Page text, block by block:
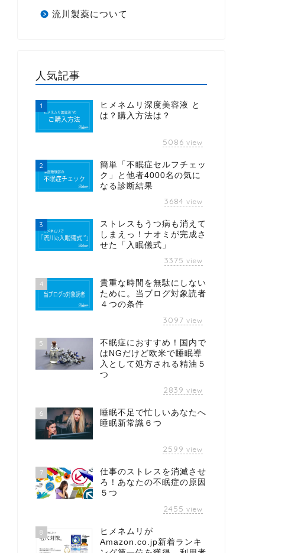
流川製薬について
人気記事
1
ヒメネムリ深度美容液 と
は？購入方法は？
5086 view
2
簡単「不眠症セルフチェッ
ク」と他者4000名の気に
なる診断結果
3684 view
3
ストレスもうつ病も消えて
しまえっ！ナオミが完成さ
せた「入眠儀式」
3375 view
4
貴重な時間を無駄にしない
ために。当ブログ対象読者
４つの条件
3097 view
5
不眠症におすすめ！国内で
はNGだけど欧米で睡眠導
入として処方される精油５
つ
2839 view
6
睡眠不足で忙しいあなたへ
睡眠新常識６つ
2599 view
7
仕事のストレスを消滅させ
ろ！あなたの不眠症の原因
５つ
2455 view
8
ヒメネムリが
Amazon.co.jp新着ランキ